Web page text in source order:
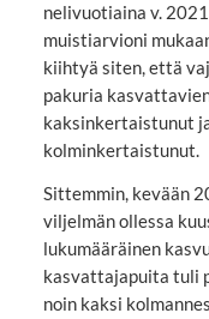
nelivuotiaina v.
muistiarvioni
kiihtyä siten, että
pakuria
kaksinkertaistunut
kolminkertaistunut.
Sittemmin, kevään
viljelmän ollessa
lukumääräinen
kasvattajapuita tuli
noin kaksi